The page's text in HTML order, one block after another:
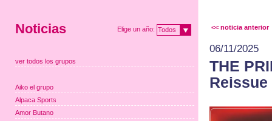
<< noticia anterior
06/11/2025
THE
Reissue
Noticias Elige un año: Todos
ver todos los grupos
Aiko el grupo
Alpaca Sports
Amor Butano